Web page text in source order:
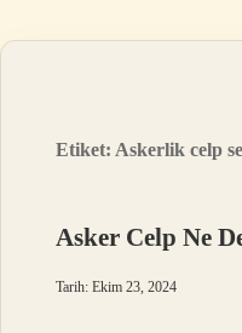
Etiket: Askerlik celp
Asker Celp Ne
Tarih: Ekim 23, 2024